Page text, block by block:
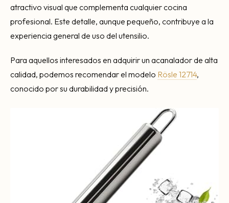
atractivo visual que complementa cualquier cocina
profesional. Este detalle, aunque pequeño, contribuye a la
experiencia general de uso del utensilio.
Para aquellos interesados en adquirir un acanalador de alta
calidad, podemos recomendar el modelo Rösle 12714,
conocido por su durabilidad y precisión.